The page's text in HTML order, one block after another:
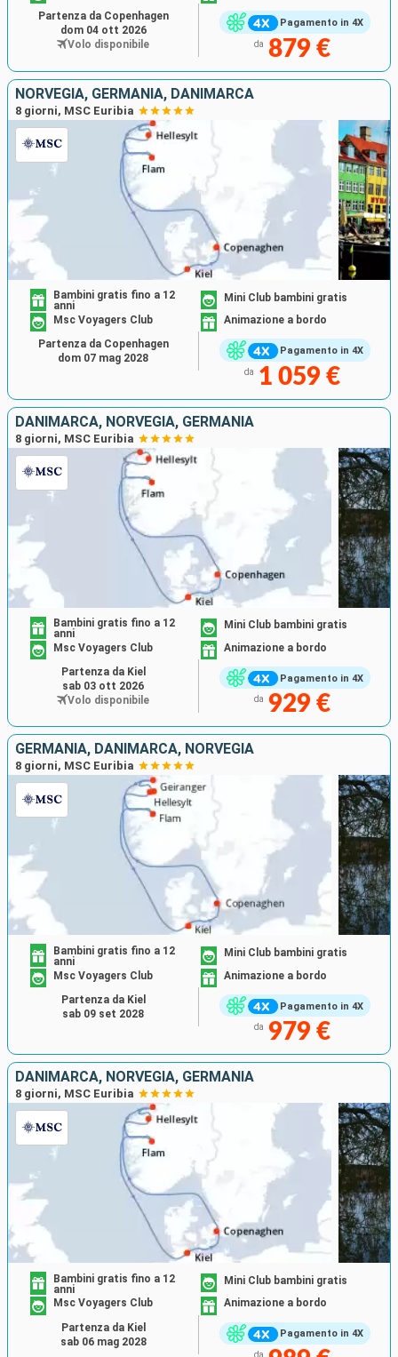
Pagamento in 4X
da 879 €
Partenza da Copenhagen
dom 04 ott 2026
Volo disponibile
NORVEGIA, GERMANIA, DANIMARCA
8 giorni, MSC Euribia
Pagamento in 4X
Bambini gratis fino a 12
anni
Mini Club bambini gratis
Msc Voyagers Club
Animazione a bordo
da 1 059 €
Partenza da Copenhagen
dom 07 mag 2028
DANIMARCA, NORVEGIA, GERMANIA
8 giorni, MSC Euribia
Pagamento in 4X
Bambini gratis fino a 12
anni
Mini Club bambini gratis
Msc Voyagers Club
Animazione a bordo
da 929 €
Partenza da Kiel
sab 03 ott 2026
Volo disponibile
GERMANIA, DANIMARCA, NORVEGIA
8 giorni, MSC Euribia
Pagamento in 4X
Bambini gratis fino a 12
anni
Mini Club bambini gratis
Msc Voyagers Club
Animazione a bordo
da 979 €
Partenza da Kiel
sab 09 set 2028
DANIMARCA, NORVEGIA, GERMANIA
8 giorni, MSC Euribia
Pagamento in 4X
Bambini gratis fino a 12
anni
Mini Club bambini gratis
Msc Voyagers Club
Animazione a bordo
da
Partenza da Kiel
sab 06 mag 2028